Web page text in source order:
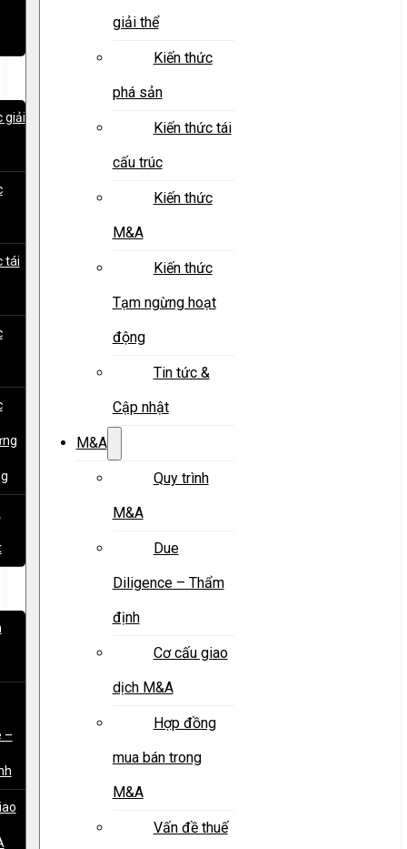
giải
tái
–
giải thể
Kiến thức
phá sản
Kiến thức tái
cấu trúc
Kiến thức
M&A
Kiến thức
Tạm ngừng hoạt
động
Tin tức &
Cập nhật
M&A
Quy trình
M&A
Due
Diligence – Thẩm
định
Cơ cấu giao
dịch M&A
Hợp đồng
mua bán trong
M&A
Vấn đề thuế